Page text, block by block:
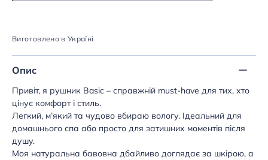
Виготовлено в Україні
Опис
Привіт, я рушник Basic – справжній must-have для тих, хто
цінує комфорт і стиль.
Легкий, м’який та чудово вбираю вологу. Ідеальний для
домашнього спа або просто для затишних моментів після
душу.
Моя натуральна бавовна дбайливо доглядає за шкірою, а